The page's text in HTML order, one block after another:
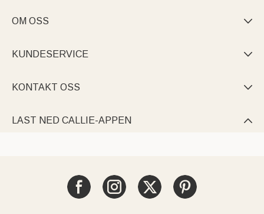
OM OSS 
KUNDESERVICE 
KONTAKT OSS 
LAST NED CALLIE-APPEN 